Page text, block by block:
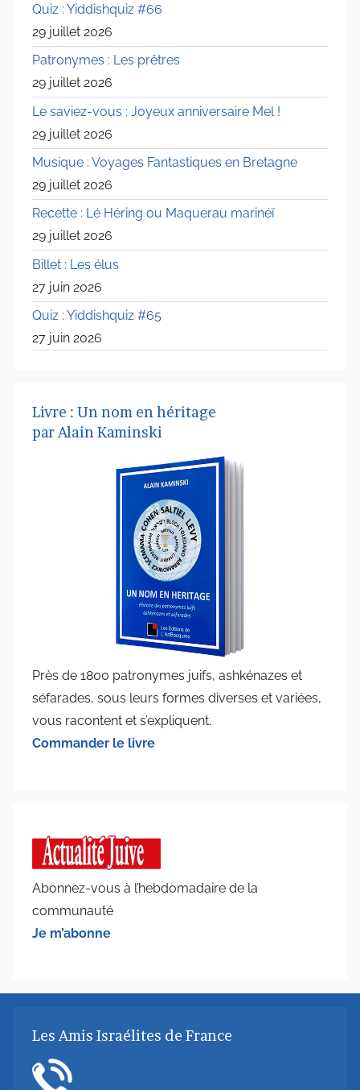
Quiz : Yiddishquiz #66
29 juillet 2026
Patronymes : Les prêtres
29 juillet 2026
Le saviez-vous : Joyeux anniversaire Mel !
29 juillet 2026
Musique : Voyages Fantastiques en Bretagne
29 juillet 2026
Recette : Lé Héring ou Maquerau marinéï
29 juillet 2026
Billet : Les élus
27 juin 2026
Quiz : Yiddishquiz #65
27 juin 2026
Livre : Un nom en héritage
par Alain Kaminski
Près de 1800 patronymes juifs, ashkénazes et
séfarades, sous leurs formes diverses et variées,
vous racontent et s’expliquent.
Commander le livre
Abonnez-vous à l’hebdomadaire de la
communauté
Je m’abonne
Les Amis Israélites de France